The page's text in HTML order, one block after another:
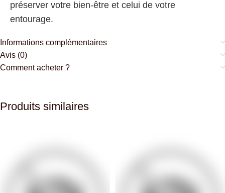
préserver votre bien-être et celui de votre
entourage.
Informations complémentaires
Avis (0)
Comment acheter ?
Produits similaires